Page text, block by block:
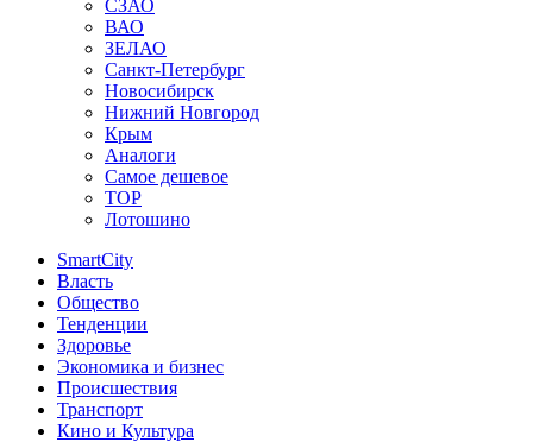
СЗАО
ВАО
ЗЕЛАО
Санкт-Петербург
Новосибирск
Нижний Новгород
Крым
Аналоги
Самое дешевое
TOP
Лотошино
SmartCity
Власть
Общество
Тенденции
Здоровье
Экономика и бизнес
Происшествия
Транспорт
Кино и Культура